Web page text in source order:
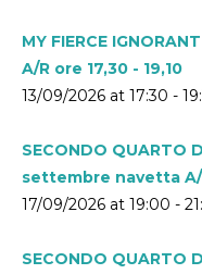
MY FIERCE
A/R ore 17,30 - 19,10
13/09/2026 at 17:30 -
SECONDO QUARTO
settembre navetta A/
17/09/2026 at 19:00 -
SECONDO QUARTO